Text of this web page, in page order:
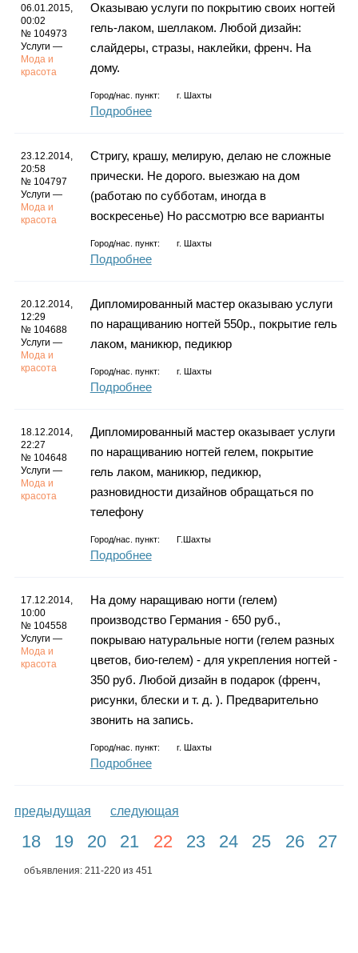
06.01.2015,
00:02
№ 104973
Услуги —
Мода и
красота
Оказываю услуги по покрытию своих ногтей
гель-лаком, шеллаком. Любой дизайн:
слайдеры, стразы, наклейки, френч. На
дому.
Город/нас. пункт: г. Шахты
Подробнее
23.12.2014,
20:58
№ 104797
Услуги —
Мода и
красота
Стригу, крашу, мелирую, делаю не сложные
прически. Не дорого. выезжаю на дом
(работаю по субботам, иногда в
воскресенье) Но рассмотрю все варианты
Город/нас. пункт: г. Шахты
Подробнее
20.12.2014,
12:29
№ 104688
Услуги —
Мода и
красота
Дипломированный мастер оказываю услуги
по наращиванию ногтей 550р., покрытие гель
лаком, маникюр, педикюр
Город/нас. пункт: г. Шахты
Подробнее
18.12.2014,
22:27
№ 104648
Услуги —
Мода и
красота
Дипломированный мастер оказывает услуги
по наращиванию ногтей гелем, покрытие
гель лаком, маникюр, педикюр,
разновидности дизайнов обращаться по
телефону
Город/нас. пункт: Г.Шахты
Подробнее
17.12.2014,
10:00
№ 104558
Услуги —
Мода и
красота
На дому наращиваю ногти (гелем)
производство Германия - 650 руб.,
покрываю натуральные ногти (гелем разных
цветов, био-гелем) - для укрепления ногтей -
350 руб. Любой дизайн в подарок (френч,
рисунки, блески и т. д. ). Предварительно
звонить на запись.
Город/нас. пункт: г. Шахты
Подробнее
предыдущая следующая
18 19 20 21 22 23 24 25 26 27
объявления: 211-220 из 451